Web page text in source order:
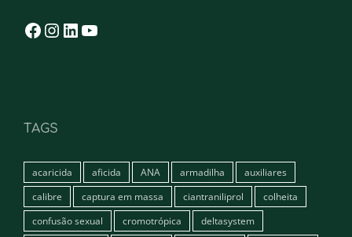
Facebook
Instagram
LinkedIn
TAGS
acaricida aficida ANA armadilha
auxiliares
calibre
captura em massa ciantraniliprol
colheita
confusão sexual
cromotrópica
deltasystem